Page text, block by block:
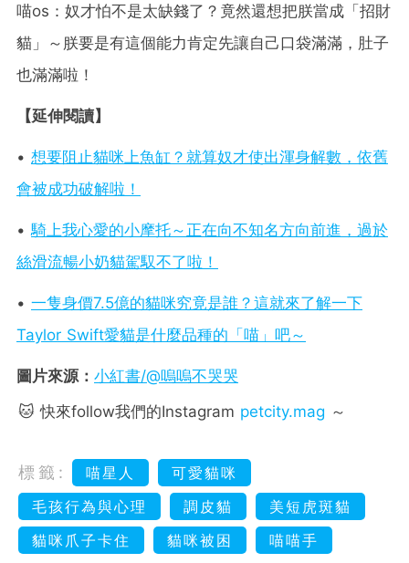
喵os：奴才怕不是太缺錢了？竟然還想把朕當成「招財
貓」～朕要是有這個能力肯定先讓自己口袋滿滿，肚子
也滿滿啦！
【延伸閱讀】
• 想要阻止貓咪上魚缸？就算奴才使出渾身解數，依舊
會被成功破解啦！
• 騎上我心愛的小摩托～正在向不知名方向前進，過於
絲滑流暢小奶貓駕馭不了啦！
• 一隻身價7.5億的貓咪究竟是誰？這就來了解一下
Taylor Swift愛貓是什麼品種的「喵」吧～
圖片來源： 小紅書/@嗚嗚不哭哭
🐱 快來follow我們的Instagram petcity.mag ～
標籤: 喵星人
可愛貓咪
毛孩行為與心理
調皮貓
美短虎斑貓
貓咪爪子卡住
貓咪被困 喵喵手